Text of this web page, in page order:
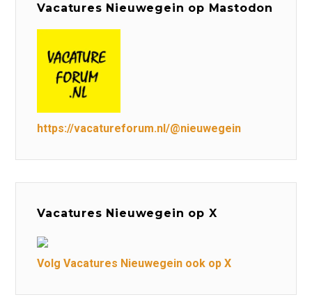
Vacatures Nieuwegein op Mastodon
https://vacatureforum.nl/@nieuwegein
Vacatures Nieuwegein op X
Volg Vacatures Nieuwegein ook op X